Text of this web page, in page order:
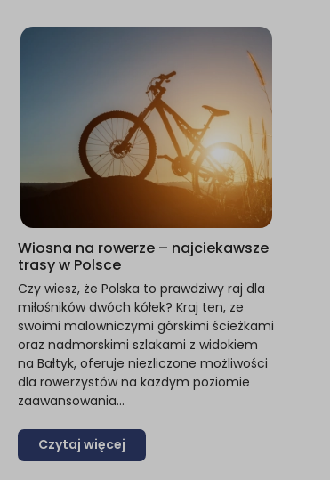
Wiosna na rowerze – najciekawsze
trasy w Polsce
Czy wiesz, że Polska to prawdziwy raj dla
miłośników dwóch kółek? Kraj ten, ze
swoimi malowniczymi górskimi ścieżkami
oraz nadmorskimi szlakami z widokiem
na Bałtyk, oferuje niezliczone możliwości
dla rowerzystów na każdym poziomie
zaawansowania...
Czytaj więcej